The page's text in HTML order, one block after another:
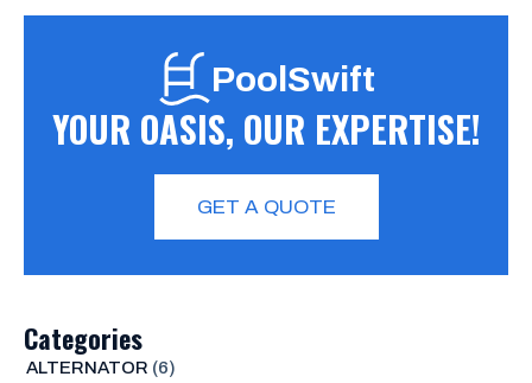
PoolSwift
YOUR OASIS, OUR EXPERTISE!
GET A QUOTE
Categories
ALTERNATOR (6)